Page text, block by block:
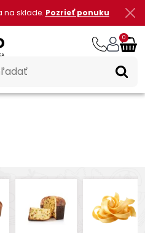
na sklade. Pozrieť ponuku
0